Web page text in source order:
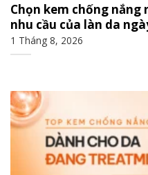
Chọn kem chống
nhu cầu của làn da
1 Tháng 8, 2026